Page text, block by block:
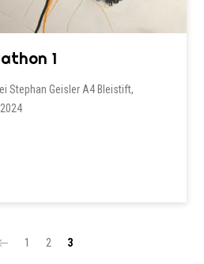
1
Stephan Geisler A4 Bleistift,
1 2 3